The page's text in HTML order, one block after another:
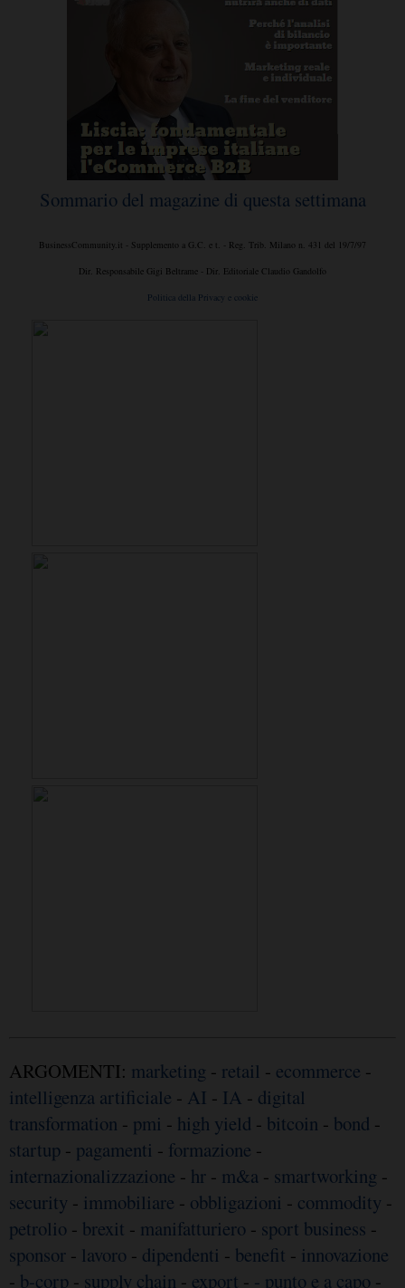
Sommario del magazine di questa settimana
BusinessCommunity.it - Supplemento a G.C. e t. - Reg. Trib. Milano n. 431 del 19/7/97
Dir. Responsabile Gigi Beltrame - Dir. Editoriale Claudio Gandolfo
Politica della Privacy e cookie
ARGOMENTI: marketing - retail - ecommerce -
intelligenza artificiale - AI - IA - digital
transformation - pmi - high yield - bitcoin - bond -
startup - pagamenti - formazione -
internazionalizzazione - hr - m&a - smartworking -
security - immobiliare - obbligazioni - commodity -
petrolio - brexit - manifatturiero - sport business -
sponsor - lavoro - dipendenti - benefit - innovazione
- b-corp - supply chain - export - - punto e a capo -